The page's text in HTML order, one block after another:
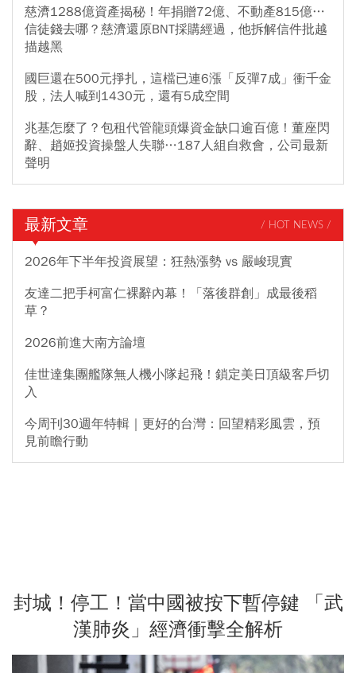
慈濟1288億資產揭秘！年捐贈72億、不動產815億…
信徒錢去哪？慈濟還原BNT採購經過，他拆解信件批越
描越黑
國巨還在500元掙扎，這檔已連6漲「反彈7成」衝千金
股，法人喊到1430元，還有5成空間
兆基怎麼了？包租代管龍頭爆資金缺口逾百億！董座閃
辭、趙姬投資操盤人失聯…187人組自救會，公司最新
聲明
最新文章 / HOT NEWS /
2026年下半年投資展望：狂熱漲勢 vs 嚴峻現實
友達二把手柯富仁裸辭內幕！「落後群創」成最後稻
草？
2026前進大南方論壇
佳世達集團艦隊無人機小隊起飛！鎖定美日頂級客戶切
入
今周刊30週年特輯｜更好的台灣：回望精彩風雲，預
見前瞻行動
封城！停工！當中國被按下暫停鍵 「武
漢肺炎」經濟衝擊全解析